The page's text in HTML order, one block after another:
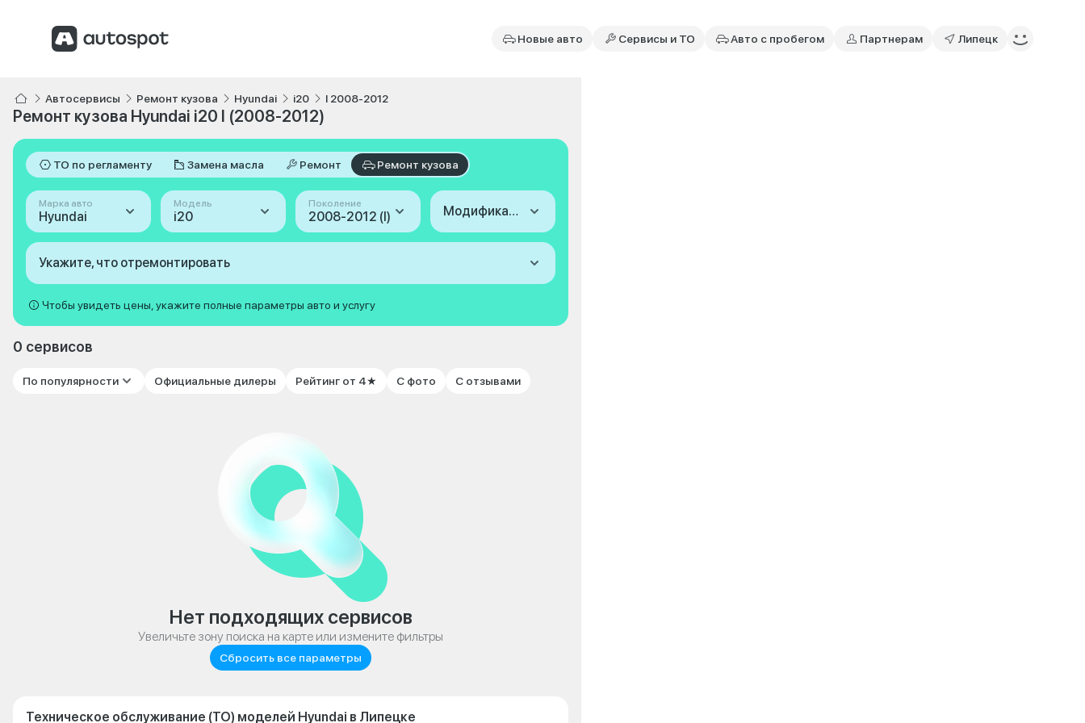
Новые авто Сервисы и ТО Авто с пробегом Партнерам Липецк
Автосервисы Ремонт кузова Hyundai i20 I 2008-2012
Ремонт кузова Hyundai i20 I (2008-2012)
ТО по регламенту Замена масла Ремонт Ремонт кузова
Марка авто
Hyundai
Модель
i20
Поколение
2008-2012 (I) Модификация
Укажите, что отремонтировать
Чтобы увидеть цены, укажите полные параметры авто и услугу
0 сервисов
По популярности Официальные дилеры Рейтинг от 4★ С фото С отзывами
Нет подходящих сервисов
Увеличьте зону поиска на карте или измените фильтры
Сбросить все параметры
Техническое обслуживание (ТО) моделей Hyundai в Липецке